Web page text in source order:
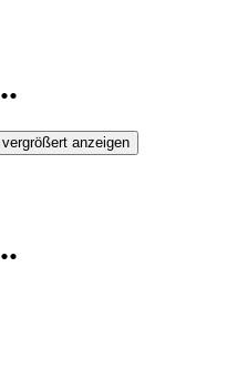
anzeigen